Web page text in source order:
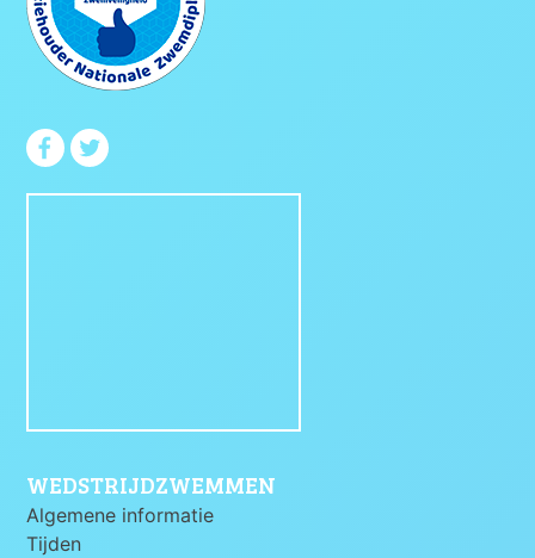
WEDSTRIJDZWEMMEN
Algemene informatie
Tijden